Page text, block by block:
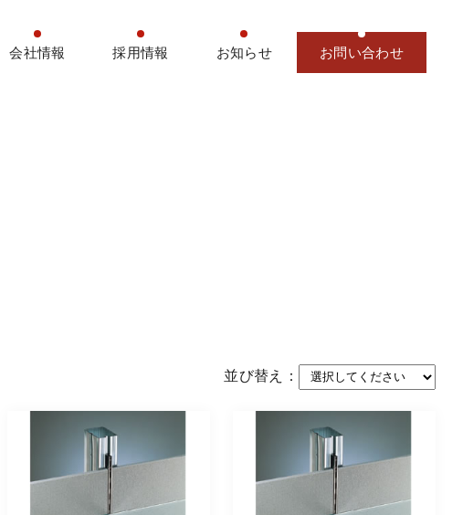
会社情報 採用情報 お知らせ お問い合わせ
並び替え：